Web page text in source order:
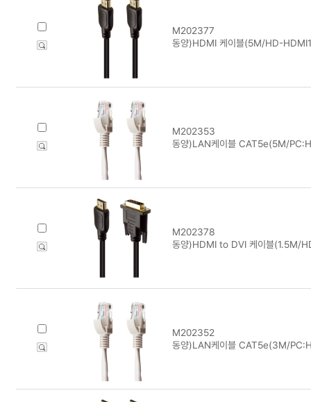
M202377
동양)HDMI 케이블(5M/HD-
M202353
동양)LAN케이블 CAT5e(5M/
M202378
동양)HDMI to DVI 케이블(1.5M/
M202352
동양)LAN케이블 CAT5e(3M/